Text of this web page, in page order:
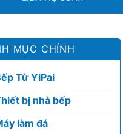
MỤC CHÍNH
Từ YiPai
bị nhà bếp
làm đá